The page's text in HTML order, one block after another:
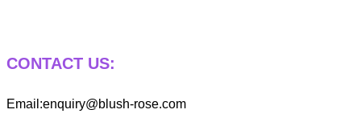
CONTACT US:
Email:enquiry@blush-rose.com